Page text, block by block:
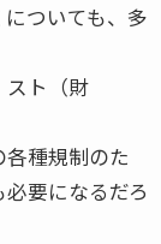
ついても、多
スト（財
種規制のた
要になるだろ